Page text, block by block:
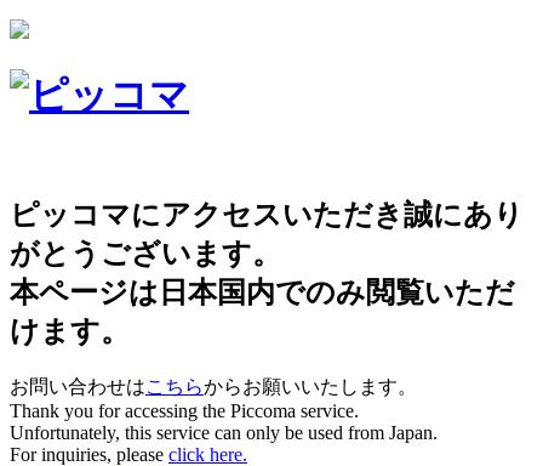
ピッコマにアクセスいただき誠にあり
がとうございます。
本ページは日本国内でのみ閲覧いただ
けます。
お問い合わせはこちらからお願いいたします。
Thank you for accessing the Piccoma service.
Unfortunately, this service can only be used from Japan.
For inquiries, please click here.